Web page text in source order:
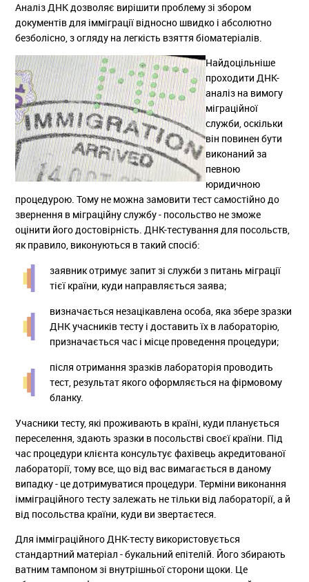
Аналіз ДНК дозволяє вирішити проблему зі збором
документів для імміграції відносно швидко і абсолютно
безболісно, ​​з огляду на легкість взяття біоматеріалів.
Найдоцільніше
проходити ДНК-
аналіз на вимогу
міграційної
служби, оскільки
він повинен бути
виконаний за
певною
юридичною
процедурою. Тому не можна замовити тест самостійно до
звернення в міграційну службу - посольство не зможе
оцінити його достовірність. ДНК-тестування для посольств,
як правило, виконуються в такий спосіб:
заявник отримує запит зі служби з питань міграції
тієї країни, куди направляється заява;
визначається незацікавлена ​​особа, яка збере зразки
ДНК учасників тесту і доставить їх в лабораторію,
призначається час і місце проведення процедури;
після отримання зразків лабораторія проводить
тест, результат якого оформляється на фірмовому
бланку.
Учасники тесту, які проживають в країні, куди планується
переселення, здають зразки в посольстві своєї країни. Під
час процедури клієнта консультує фахівець акредитованої
лабораторії, тому все, що від вас вимагається в даному
випадку - це дотримуватися процедури. Терміни виконання
імміграційного тесту залежать не тільки від лабораторії, а й
від посольства країни, куди ви звертаєтеся.
Для імміграційного ДНК-тесту використовується
стандартний матеріал - букальний епітелій. Його збирають
ватним тампоном зі внутрішньої сторони щоки. Це